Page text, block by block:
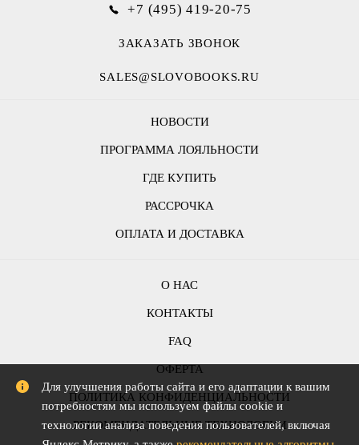
НОВОСТИ
ПРОГРАММА ЛОЯЛЬНОСТИ
ГДЕ КУПИТЬ
РАССРОЧКА
ОПЛАТА И ДОСТАВКА
О НАС
КОНТАКТЫ
FAQ
ОФЕРТА
ПОЛИТИКА КОНФИДЕНЦИАЛЬНОСТИ
РЕКОМЕНДАТЕЛЬНЫЕ ТЕХНОЛОГИИ
+7 (495) 419-20-75
ЗАКАЗАТЬ ЗВОНОК
SALES@SLOVOBOOKS.RU
Для улучшения работы сайта и его адаптации к вашим
потребностям мы используем файлы cookie и
технологии анализа поведения пользователей, включая